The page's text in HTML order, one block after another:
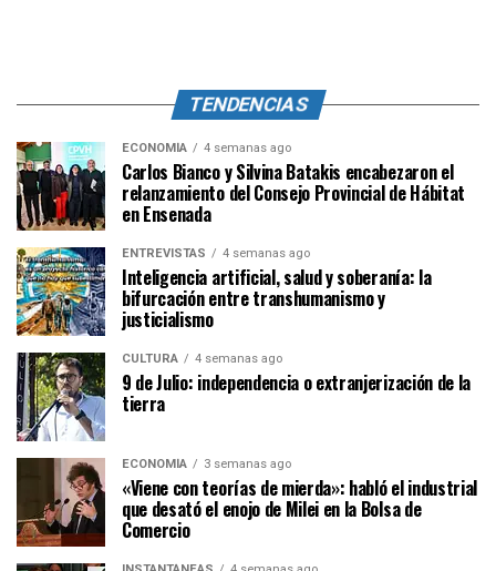
TENDENCIAS
ECONOMÍA 4 semanas ago
Carlos Bianco y Silvina Batakis encabezaron el
relanzamiento del Consejo Provincial de Hábitat
en Ensenada
ENTREVISTAS 4 semanas ago
Inteligencia artificial, salud y soberanía: la
bifurcación entre transhumanismo y
justicialismo
CULTURA 4 semanas ago
9 de Julio: independencia o extranjerización de la
tierra
ECONOMÍA 3 semanas ago
«Viene con teorías de mierda»: habló el industrial
que desató el enojo de Milei en la Bolsa de
Comercio